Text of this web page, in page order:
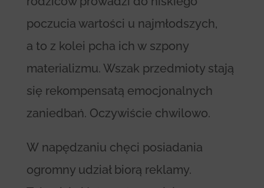
poczucia wartości u najmłodszych,
a to z kolei pcha ich w szpony
materializmu. Wszak przedmioty stają
się rekompensatą emocjonalnych
zaniedbań. Oczywiście chwilowo.
W napędzaniu chęci posiadania
ogromny udział biorą reklamy.